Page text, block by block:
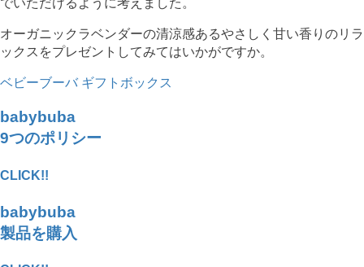
オーガニックラベンダーの清涼感あるやさしく甘い香りのリラ
ックスをプレゼントしてみてはいかがですか。
ベビーブーバ ギフトボックス
babybuba
9つのポリシー
CLICK!!
babybuba
製品を購入